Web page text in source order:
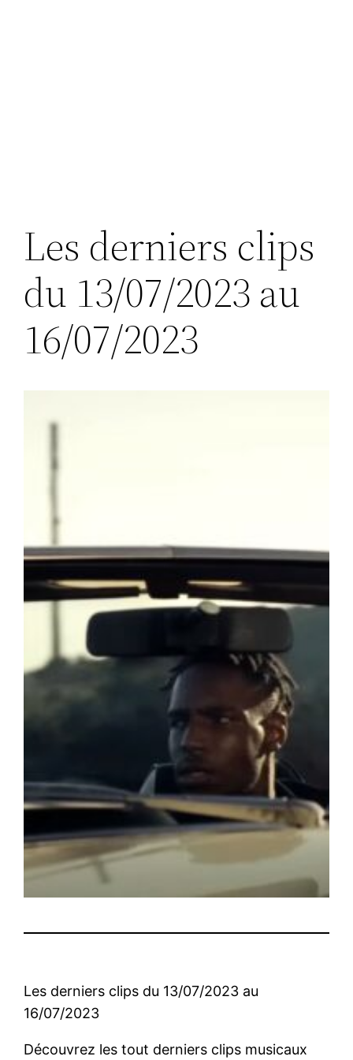
Les derniers clips
du 13/07/2023 au
16/07/2023
Les derniers clips du 13/07/2023 au
16/07/2023
Découvrez les tout derniers clips musicaux